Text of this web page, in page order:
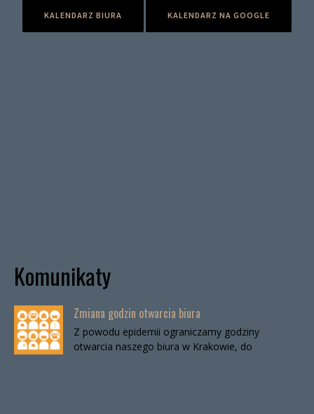
KALENDARZ BIURA KALENDARZ NA GOOGLE
Komunikaty
Zmiana godzin otwarcia biura
Z powodu epidemii ograniczamy godziny
otwarcia naszego biura w Krakowie, do